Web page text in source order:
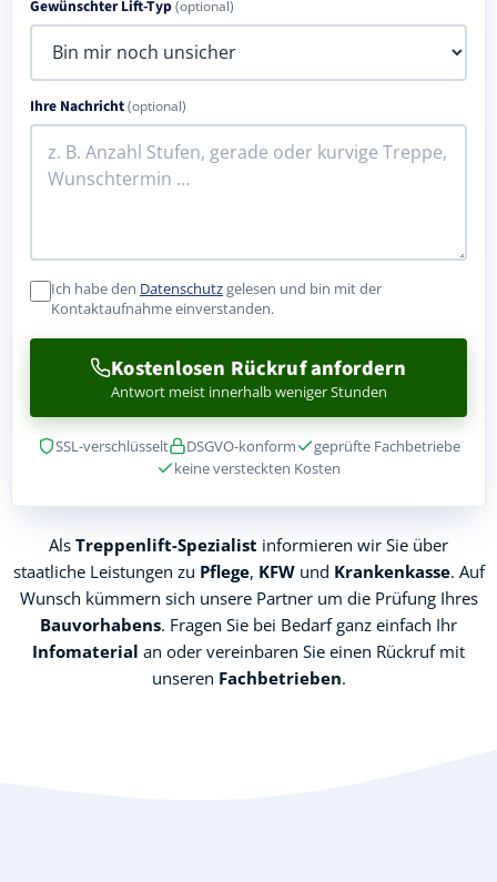
Gewünschter Lift-Typ(optional)
Ihre Nachricht(optional)
Ich habe den Datenschutzgelesen und bin mit der
Kontaktaufnahme einverstanden.
Kostenlosen Rückruf anfordern
Antwort meist innerhalb weniger Stunden
SSL-verschlüsselt DSGVO-konform
geprüfte Fachbetriebe
keine versteckten Kosten
Als Treppenlift-Spezialist informieren wir Sie über
staatliche Leistungen zu Pflege, KFWund Krankenkasse. Auf
Wunsch kümmern sich unsere Partner um die Prüfung Ihres
Bauvorhabens. Fragen Sie bei Bedarf ganz einfach Ihr
Infomaterial an oder vereinbaren Sie einen Rückruf mit
unseren Fachbetrieben.